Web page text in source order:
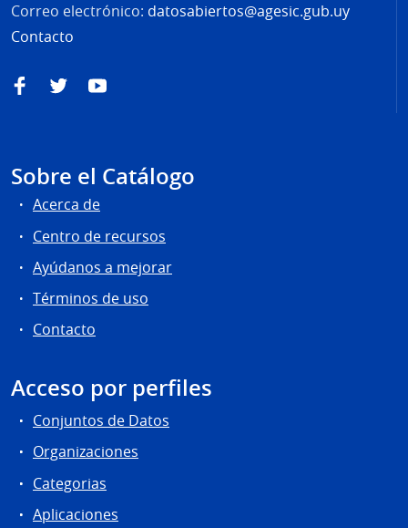
Correo electrónico: datosabiertos@agesic.gub.uy
Contacto
FacebookTwitterYouTube
Sobre el Catálogo
Acerca de
Centro de recursos
Ayúdanos a mejorar
Términos de uso
Contacto
Acceso por perfiles
Conjuntos de Datos
Organizaciones
Categorias
Aplicaciones